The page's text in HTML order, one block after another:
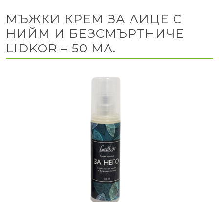
МЪЖКИ КРЕМ ЗА ЛИЦЕ С
НИЙМ И БЕЗСМЪРТНИЧЕ
LIDKOR – 50 МЛ.